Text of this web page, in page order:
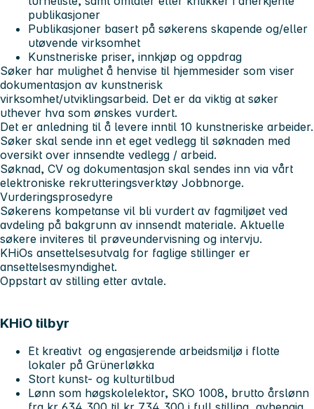
publikasjoner
Publikasjoner basert på søkerens skapende og/eller
utøvende virksomhet
Kunstneriske priser, innkjøp og oppdrag
Søker har mulighet å henvise til hjemmesider som viser
dokumentasjon av kunstnerisk
virksomhet/utviklingsarbeid. Det er da viktig at søker
uthever hva som ønskes vurdert.
Det er anledning til å levere inntil 10 kunstneriske arbeider.
Søker skal sende inn et eget vedlegg til søknaden med
oversikt over innsendte vedlegg / arbeid.
Søknad, CV og dokumentasjon skal sendes inn via vårt
elektroniske rekrutteringsverktøy Jobbnorge.
Vurderingsprosedyre
Søkerens kompetanse vil bli vurdert av fagmiljøet ved
avdeling på bakgrunn av innsendt materiale. Aktuelle
søkere inviteres til prøveundervisning og intervju.
KHiOs ansettelsesutvalg for faglige stillinger er
ansettelsesmyndighet.
Oppstart av stilling etter avtale.
KHiO tilbyr
Et kreativt og engasjerende arbeidsmiljø i flotte
lokaler på Grünerløkka
Stort kunst- og kulturtilbud
Lønn som høgskolelektor, SKO 1008, brutto årslønn